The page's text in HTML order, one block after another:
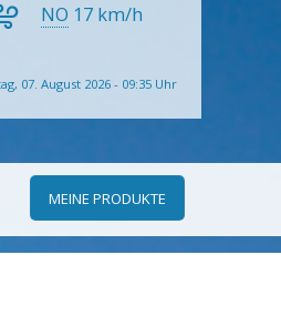
NO 17 km/h
07. August 2026 - 09:35 Uhr
MEINE PRODUKTE